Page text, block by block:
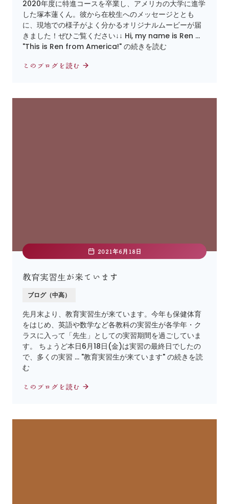
2020年度に特進コースを卒業し、アメリカの大学に進学
した塚本蓮くん。彼から在校生へのメッセージととも
に、現地での様子がよく分かるオリジナルムービーが届
きました！ぜひご覧ください↓↓ Hi, my name is Ren …
"This is Ren from America!" の続きを読む
このブログを読む
2021年6月18日
教育実習生が来ています
ブログ（中高）
先月末より、教育実習生が来ています。今年も保健体育
をはじめ、英語や数学など各教科の実習生が各学年・ク
ラスに入って「先生」としての実習期間を過ごしていま
す。 ちょうど本日6月18日(金)は実習の最終日でしたの
で、多くの実習 … "教育実習生が来ています" の続きを読
む
このブログを読む